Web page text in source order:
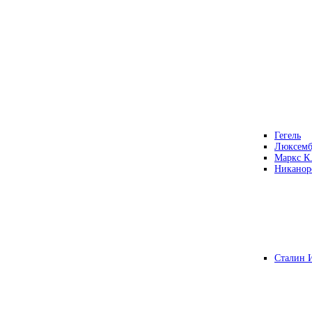
Гегель
Маркс К.
Сталин